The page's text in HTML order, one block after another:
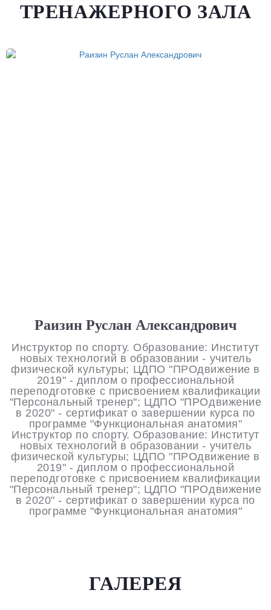
ТРЕНАЖЕРНОГО ЗАЛА
Раизин Руслан Александрович
Инструктор по спорту. Образование: Институт
новых технологий в образовании - учитель
физической культуры; ЦДПО "ПРОдвижение в
2019" - диплом о профессиональной
переподготовке с присвоением квалификации
"Персональный тренер"; ЦДПО "ПРОдвижение
в 2020" - сертификат о завершении курса по
программе "Функциональная анатомия"
Инструктор по спорту. Образование: Институт
новых технологий в образовании - учитель
физической культуры; ЦДПО "ПРОдвижение в
2019" - диплом о профессиональной
переподготовке с присвоением квалификации
"Персональный тренер"; ЦДПО "ПРОдвижение
в 2020" - сертификат о завершении курса по
программе "Функциональная анатомия"
ГАЛЕРЕЯ